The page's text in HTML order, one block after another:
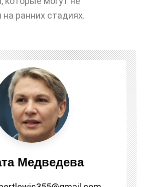
на ранних стадиях.
Медведева